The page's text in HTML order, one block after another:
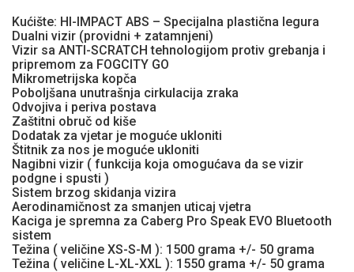
Kućište: HI-IMPACT ABS – Specijalna plastična legura
Dualni vizir (providni + zatamnjeni)
Vizir sa ANTI-SCRATCH tehnologijom protiv grebanja i
pripremom za FOGCITY GO
Mikrometrijska kopča
Poboljšana unutrašnja cirkulacija zraka
Odvojiva i periva postava
Zaštitni obruč od kiše
Dodatak za vjetar je moguće ukloniti
Štitnik za nos je moguće ukloniti
Nagibni vizir ( funkcija koja omogućava da se vizir
podgne i spusti )
Sistem brzog skidanja vizira
Aerodinamičnost za smanjen uticaj vjetra
Kaciga je spremna za Caberg Pro Speak EVO Bluetooth
sistem
Težina ( veličine XS-S-M ): 1500 grama +/- 50 grama
Težina ( veličine L-XL-XXL ): 1550 grama +/- 50 grama